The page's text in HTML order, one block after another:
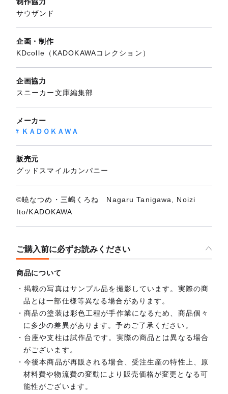
制作協力
サウザンド
企画・制作
KDcolle（KADOKAWAコレクション）
企画協力
スニーカー文庫編集部
メーカー
ＫＡＤＯＫＡＷＡ
販売元
グッドスマイルカンパニー
©暁なつめ・三嶋くろね Nagaru Tanigawa, Noizi
Ito/KADOKAWA
ご購入前に必ずお読みください
商品について
掲載の写真はサンプル品を撮影しています。実際の商
品とは一部仕様等異なる場合があります。
商品の塗装は彩色工程が手作業になるため、商品個々
に多少の差異があります。予めご了承ください。
台座や支柱は試作品です。実際の商品とは異なる場合
がございます。
今後本商品が再販される場合、受注生産の特性上、原
材料費や物流費の変動により販売価格が変更となる可
能性がございます。